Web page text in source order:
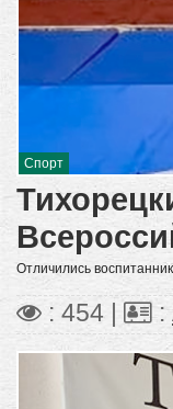
Спорт
Отличились
: 454 | :